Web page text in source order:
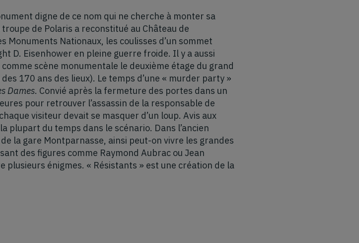
digne de ce nom qui ne cherche à monter sa
de Polaris a reconstitué au Château de
Nationaux, les coulisses d’un sommet
D. Eisenhower en pleine guerre froide. Il y a aussi
scène monumentale le deuxième étage du grand
170 ans des lieux). Le temps d’une « murder party »
Dames. Convié après la fermeture des portes dans un
pour retrouver l’assassin de la responsable de
visiteur devait se masquer d’un loup. Avis aux
plupart du temps dans le scénario. Dans l’ancien
la gare Montparnasse, ainsi peut-on vivre les grandes
des figures comme Raymond Aubrac ou Jean
plusieurs énigmes. « Résistants » est une création de la